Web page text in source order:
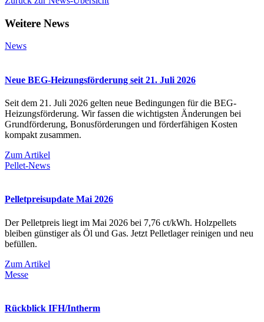
Weitere News
News
Neue BEG-Heizungsförderung seit 21. Juli 2026
Seit dem 21. Juli 2026 gelten neue Bedingungen für die BEG-
Heizungsförderung. Wir fassen die wichtigsten Änderungen bei
Grundförderung, Bonusförderungen und förderfähigen Kosten
kompakt zusammen.
Zum Artikel
Pellet-News
Pelletpreisupdate Mai 2026
Der Pelletpreis liegt im Mai 2026 bei 7,76 ct/kWh. Holzpellets
bleiben günstiger als Öl und Gas. Jetzt Pelletlager reinigen und neu
befüllen.
Zum Artikel
Messe
Rückblick IFH/Intherm